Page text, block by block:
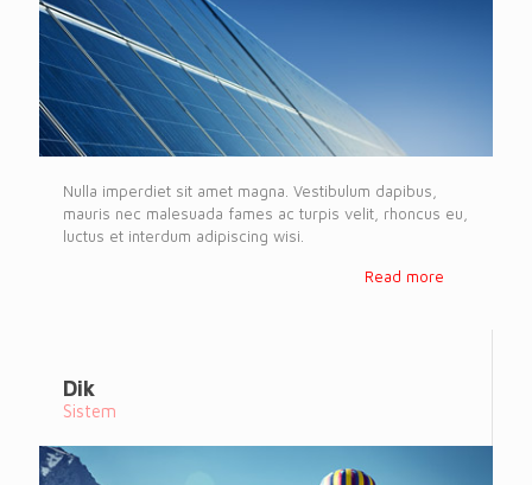
Nulla imperdiet sit amet magna. Vestibulum dapibus,
mauris nec malesuada fames ac turpis velit, rhoncus eu,
luctus et interdum adipiscing wisi.
Read more
Dik
Sistem